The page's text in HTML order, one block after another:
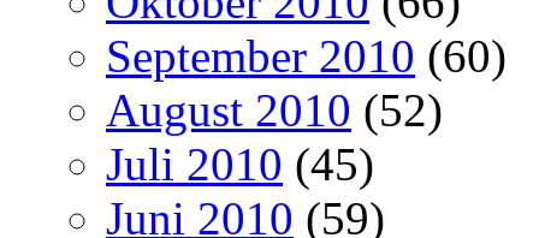
September 2010 (60)
August 2010 (52)
Juli 2010 (45)
Juni 2010 (59)